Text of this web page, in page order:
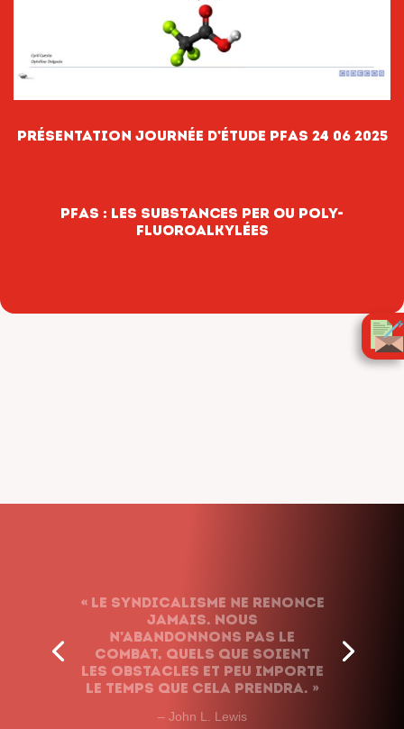
Présentation journée d’étude PFAS 24 06 2025
PFAS : LES SUBSTANCES PER OU PoLY-
FLUOROALKYLÉES
jamais. Nous
n’abandonnons pas le
combat, quels que soient
les obstacles et peu importe
le temps que cela prendra. »